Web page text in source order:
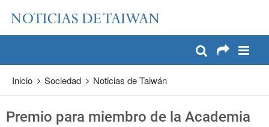
Pase a contenido principal
Inicio Sociedad Noticias de Taiwán
Premio para miembro de la Academia